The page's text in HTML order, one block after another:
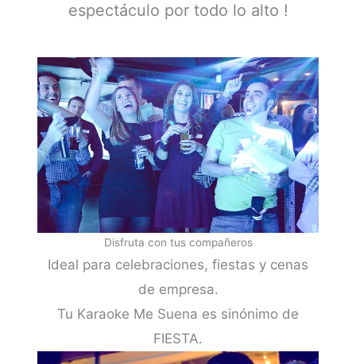
espectáculo por todo lo alto !
Disfruta con tus compañeros
Ideal para celebraciones, fiestas y cenas
de empresa.
Tu Karaoke Me Suena es sinónimo de
FIESTA.